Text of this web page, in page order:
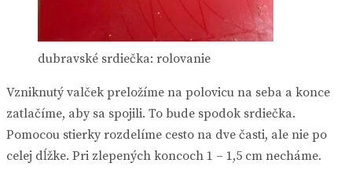
dubravské srdiečka: rolovanie
Vzniknutý valček preložíme na polovicu na seba a konce
zatlačíme, aby sa spojili. To bude spodok srdiečka.
Pomocou stierky rozdelíme cesto na dve časti, ale nie po
celej dĺžke. Pri zlepených koncoch 1 – 1,5 cm necháme.